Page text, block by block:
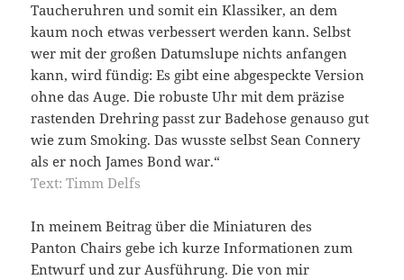
Taucheruhren und somit ein Klassiker, an dem
kaum noch etwas verbessert werden kann. Selbst
wer mit der großen Datumslupe nichts anfangen
kann, wird fündig: Es gibt eine abgespeckte Version
ohne das Auge. Die robuste Uhr mit dem präzise
rastenden Drehring passt zur Badehose genauso gut
wie zum Smoking. Das wusste selbst Sean Connery
als er noch James Bond war.“
Text: Timm Delfs
In meinem Beitrag über die Miniaturen des
Panton Chairs gebe ich kurze Informationen zum
Entwurf und zur Ausführung. Die von mir